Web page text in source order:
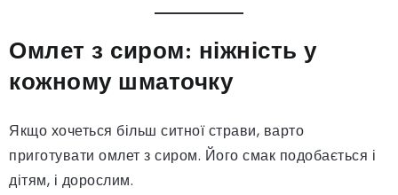
Омлет з сиром: ніжність у
кожному шматочку
Якщо хочеться більш ситної страви, варто
приготувати омлет з сиром. Його смак подобається і
дітям, і дорослим.